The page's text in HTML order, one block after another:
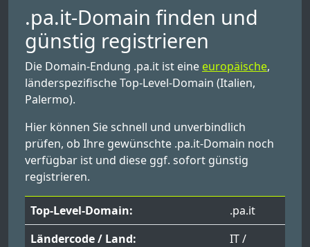
.pa.it-Domain finden und
günstig registrieren
Die Domain-Endung .pa.it ist eine europäische,
länderspezifische Top-Level-Domain (Italien,
Palermo).
Hier können Sie schnell und unverbindlich
prüfen, ob Ihre gewünschte .pa.it-Domain noch
verfügbar ist und diese ggf. sofort günstig
registrieren.
Top-Level-Domain:
.pa.it
Ländercode / Land:
IT /